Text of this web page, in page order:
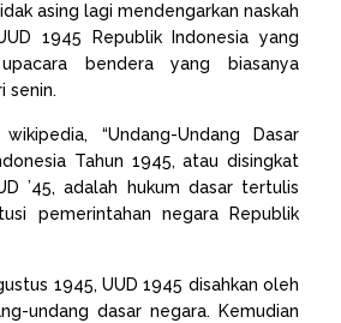
asing lagi mendengarkan naskah
1945 Republik Indonesia yang
bendera yang biasanya
senin.
“Undang-Undang Dasar
Tahun 1945, atau disingkat
’45, adalah hukum dasar tertulis
pemerintahan negara Republik
1945, UUD 1945 disahkan oleh
undang dasar negara. Kemudian